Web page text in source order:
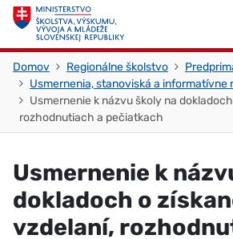
Skočiť na obsah
Domov Regionálne školstvo
Usmernenia, stanoviská a informatívne
Usmernenie k názvu školy na
rozhodnutiach a pečiatkach
Usmernenie k
dokladoch o
vzdelaní,
Skočiť na začiatok stránky